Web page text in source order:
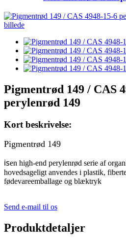
Pigmentrød 149 / CAS
perylenrød 149
Kort beskrivelse:
Pigmentrød 149
isen high-end perylenrød serie af
hovedsageligt anvendes i plastik,
fødevareemballage og blæktryk
Send e-mail til os
Produktdetaljer